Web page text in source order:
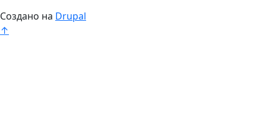
Создано на Drupal
↑